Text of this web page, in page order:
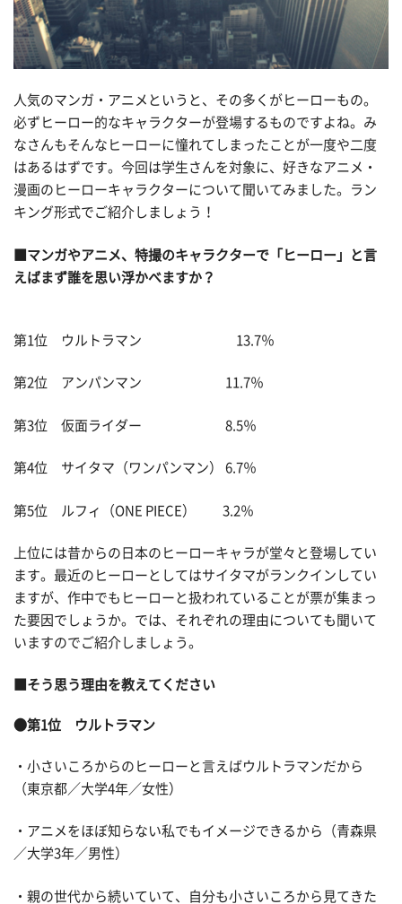
人気のマンガ・アニメというと、その多くがヒーローもの。
必ずヒーロー的なキャラクターが登場するものですよね。み
なさんもそんなヒーローに憧れてしまったことが一度や二度
はあるはずです。今回は学生さんを対象に、好きなアニメ・
漫画のヒーローキャラクターについて聞いてみました。ラン
キング形式でご紹介しましょう！
■マンガやアニメ、特撮のキャラクターで「ヒーロー」と言
えばまず誰を思い浮かべますか？
第1位 ウルトラマン 13.7％
第2位 アンパンマン 11.7％
第3位 仮面ライダー 8.5％
第4位 サイタマ（ワンパンマン） 6.7％
第5位 ルフィ（ONE PIECE） 3.2％
上位には昔からの日本のヒーローキャラが堂々と登場してい
ます。最近のヒーローとしてはサイタマがランクインしてい
ますが、作中でもヒーローと扱われていることが票が集まっ
た要因でしょうか。では、それぞれの理由についても聞いて
いますのでご紹介しましょう。
■そう思う理由を教えてください
●第1位 ウルトラマン
・小さいころからのヒーローと言えばウルトラマンだから
（東京都／大学4年／女性）
・アニメをほぼ知らない私でもイメージできるから（青森県
／大学3年／男性）
・親の世代から続いていて、自分も小さいころから見てきた